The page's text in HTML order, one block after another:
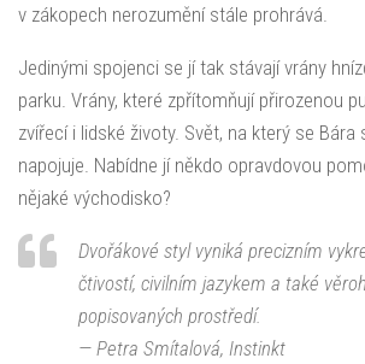
v zákopech nerozumění stále prohrává.
Jedinými spojenci se jí tak stávají vrány
parku. Vrány, které zpřítomňují přirozenou
zvířecí i lidské životy. Svět, na který se
napojuje. Nabídne jí někdo opravdovou
nějaké východisko?
Dvořákové styl vyniká precizním
čtivostí, civilním jazykem a také
popisovaných prostředí.
— Petra Smítalová, Instinkt